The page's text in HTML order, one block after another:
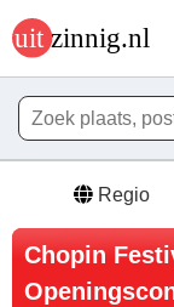
Regio
Chopin